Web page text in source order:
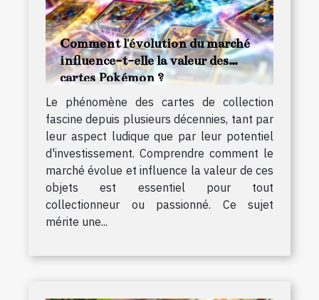
Comment l'évolution du marché
influence-t-elle la valeur des
cartes Pokémon ?
Le phénomène des cartes de collection
fascine depuis plusieurs décennies, tant par
leur aspect ludique que par leur potentiel
d'investissement. Comprendre comment le
marché évolue et influence la valeur de ces
objets est essentiel pour tout
collectionneur ou passionné. Ce sujet
mérite une...